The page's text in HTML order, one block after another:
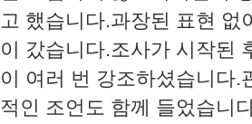
고 했습니다.​과장된 표현 없
이 갔습니다.​​조사가 시작된
이 여러 번 강조하셨습니다.​
적인 조언도 함께 들었습니